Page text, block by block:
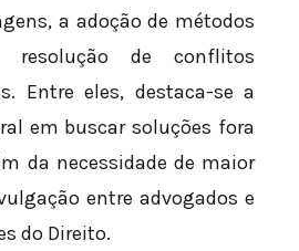
a adoção de métodos
resolução de conflitos
Entre eles, destaca-se a
em buscar soluções fora
da necessidade de maior
entre advogados e
do Direito.